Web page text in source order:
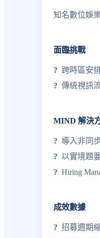
知名數位娛
面臨挑戰
跨時區安
傳統視訊
MIND 解決
導入非同
以實境題
Hiring
成效數據
招募週期